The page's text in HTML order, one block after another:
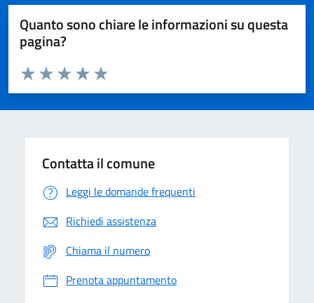
Quanto sono chiare le informazioni su questa
pagina?
Domanda
Valuta da 1 a 5 stelle la pagina
Valuta 5 stelle su 5
Valuta 4 stelle su 5
Valuta 3 stelle su 5
Valuta 2 stelle su 5
Valuta 1 stelle su 5
Contatta il comune
Leggi le domande frequenti
Richiedi assistenza
Chiama il numero
Prenota appuntamento